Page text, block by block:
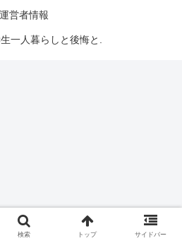
運営者情報
一人暮らしと後悔と.
検索 トップ サイドバー